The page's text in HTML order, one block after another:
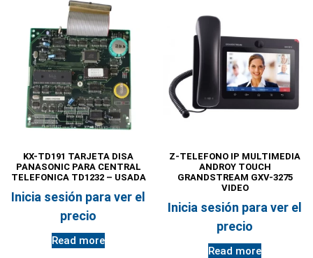
KX-TD191 TARJETA DISA
PANASONIC PARA CENTRAL
TELEFONICA TD1232 – USADA
Inicia sesión para ver el
precio
Read more
Z-TELEFONO IP MULTIMEDIA
ANDROY TOUCH
GRANDSTREAM GXV-3275
VIDEO
Inicia sesión para ver el
precio
Read more